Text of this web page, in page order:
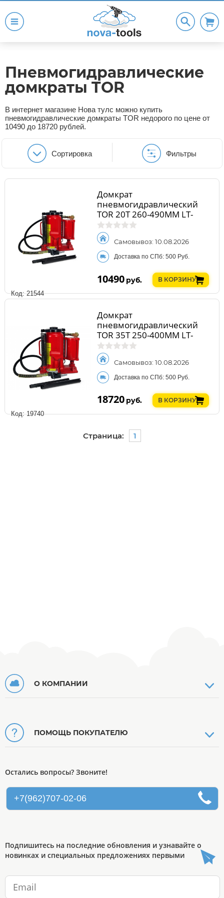
Пневмогидравлические
домкраты TOR
В интернет магазине Нова тулс можно купить
пневмогидравлические домкраты TOR недорого по цене от
10490 до 18720 рублей.
Сортировка Фильтры
Код: 21544
Домкрат
пневмогидравлический
TOR 20T 260-490MM LT-
D1020
Самовывоз: 10.08.2026
Доставка по СПб: 500 Руб.
10490 руб. В КОРЗИНУ
Код: 19740
Домкрат
пневмогидравлический
TOR 35T 250-400MM LT-
D1035 1005841
Самовывоз: 10.08.2026
Доставка по СПб: 500 Руб.
18720 руб. В КОРЗИНУ
Страница: 1
О КОМПАНИИ
ПОМОЩЬ ПОКУПАТЕЛЮ
Остались вопросы? Звоните!
+7(962)707-02-06
Подпишитесь на последние обновления и узнавайте о
новинках и специальных предложениях первыми